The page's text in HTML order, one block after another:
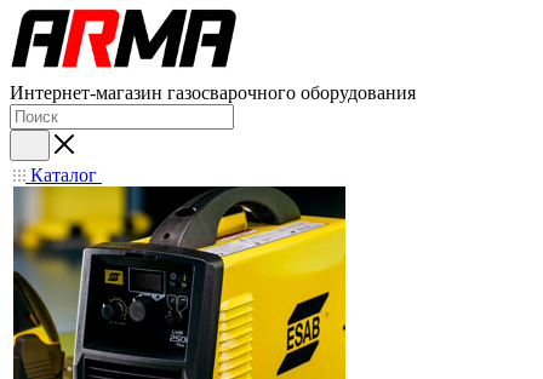
Интернет-магазин газосварочного оборудования
Каталог